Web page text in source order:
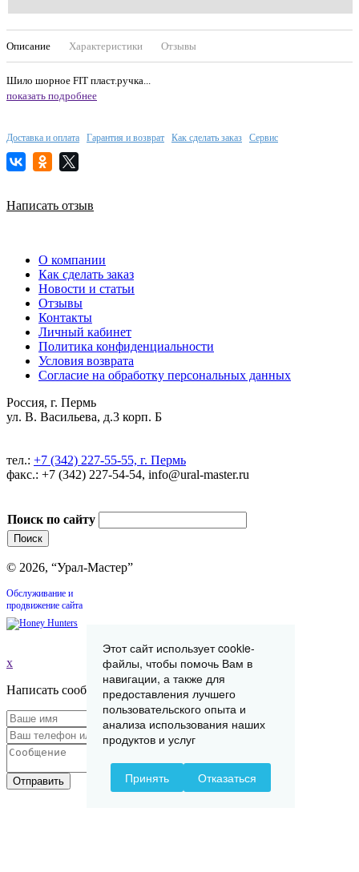
Описание Характеристики Отзывы
Шило шорное FIT пласт.ручка...
показать подробнее
Доставка и оплата Гарантия и возврат Как сделать заказ Сервис
Написать отзыв
О компании
Как сделать заказ
Новости и статьи
Отзывы
Контакты
Личный кабинет
Политика конфиденциальности
Условия возврата
Согласие на обработку персональных данных
Россия, г. Пермь
ул. В. Васильева, д.3 корп. Б
тел.: +7 (342) 227-55-55, г. Пермь
факс.: +7 (342) 227-54-54, info@ural-master.ru
Поиск по сайту
© 2026, “Урал-Мастер”
Обслуживание и
продвижение сайта
x
Написать сообщение
Отправить
Этот сайт использует cookie-
файлы, чтобы помочь Вам в
навигации, а также для
предоставления лучшего
пользовательского опыта и
анализа использования наших
продуктов и услуг
Принять Отказаться